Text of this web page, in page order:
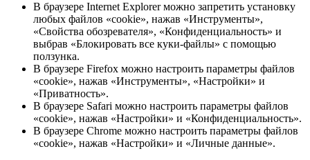
В браузере Internet Explorer можно запретить установку
любых файлов «cookie», нажав «Инструменты»,
«Свойства обозревателя», «Конфиденциальность» и
выбрав «Блокировать все куки-файлы» с помощью
ползунка.
В браузере Firefox можно настроить параметры файлов
«cookie», нажав «Инструменты», «Настройки» и
«Приватность».
В браузере Safari можно настроить параметры файлов
«cookie», нажав «Настройки» и «Конфиденциальность».
В браузере Chrome можно настроить параметры файлов
«cookie», нажав «Настройки» и «Личные данные».